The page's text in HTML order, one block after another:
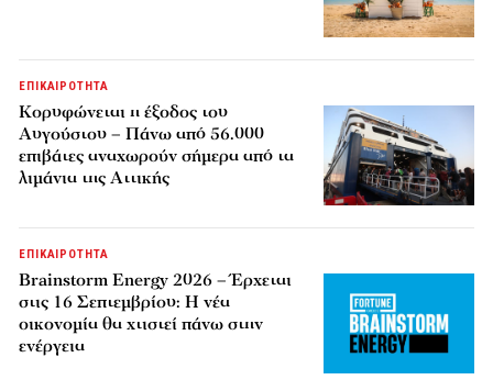
ΕΠΙΚΑΙΡΟΤΗΤΑ
Κορυφώνεται η έξοδος του
Αυγούστου – Πάνω από 56.000
επιβάτες αναχωρούν σήμερα από τα
λιμάνια της Αττικής
ΕΠΙΚΑΙΡΟΤΗΤΑ
Brainstorm Energy 2026 – Έρχεται
στις 16 Σεπτεμβρίου: Η νέα
οικονομία θα χτιστεί πάνω στην
ενέργεια